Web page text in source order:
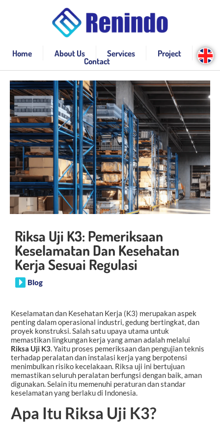
Home About Us Services Project
Contact
Riksa Uji K3: Pemeriksaan
Keselamatan Dan Kesehatan
Kerja Sesuai Regulasi
Blog
Keselamatan dan Kesehatan Kerja (K3) merupakan aspek
penting dalam operasional industri, gedung bertingkat, dan
proyek konstruksi. Salah satu upaya utama untuk
memastikan lingkungan kerja yang aman adalah melalui
Riksa Uji K3. Yaitu proses pemeriksaan dan pengujian teknis
terhadap peralatan dan instalasi kerja yang berpotensi
menimbulkan risiko kecelakaan. Riksa uji ini bertujuan
memastikan seluruh peralatan berfungsi dengan baik, aman
digunakan. Selain itu memenuhi peraturan dan standar
keselamatan yang berlaku di Indonesia.
Apa Itu Riksa Uji K3?